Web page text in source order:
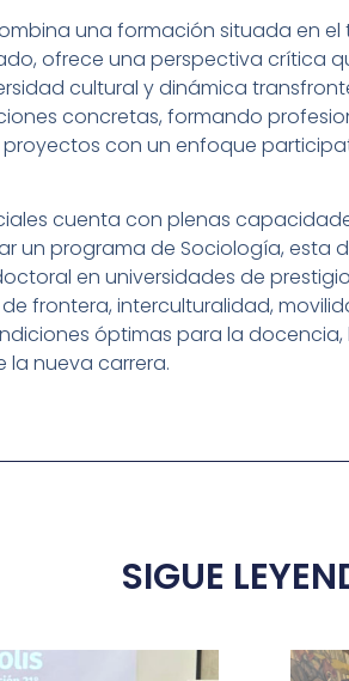
una formación situada en
ofrece una perspectiva crítica
cultural y dinámica
concretas, formando
con un enfoque
cuenta con plenas
un programa de Sociología, esta
en universidades de
frontera, interculturalidad,
óptimas para la
la nueva carrera.
SIGUE